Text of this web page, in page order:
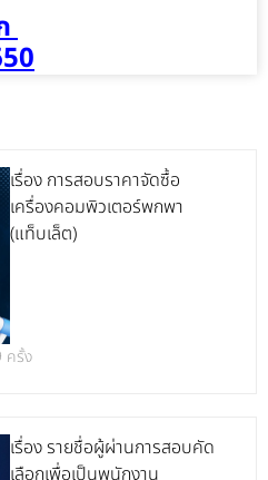
เรื่อง การสอบราคาจัดซื้อ
เครื่องคอมพิวเตอร์พกพา
(แท็บเล็ต)
ครั้ง
เรื่อง รายชื่อผู้ผ่านการสอบคัด